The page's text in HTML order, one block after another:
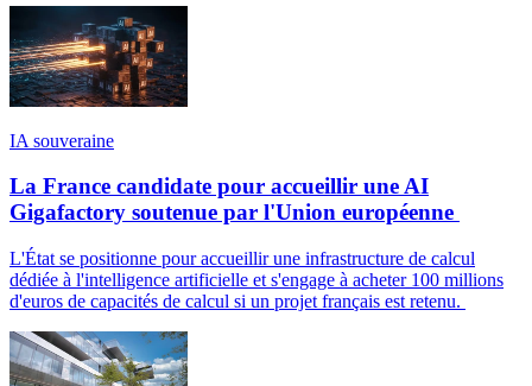
IA souveraine
La France candidate pour accueillir une AI
Gigafactory soutenue par l'Union européenne
L'État se positionne pour accueillir une infrastructure de calcul
dédiée à l'intelligence artificielle et s'engage à acheter 100 millions
d'euros de capacités de calcul si un projet français est retenu.